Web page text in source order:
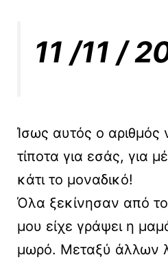
11 /11 /
Ίσως αυτός ο αριθμός
τίποτα για εσάς, για
κάτι το μοναδικό!
Όλα ξεκίνησαν από
μου είχε γράψει η
μωρό. Μεταξύ άλλων